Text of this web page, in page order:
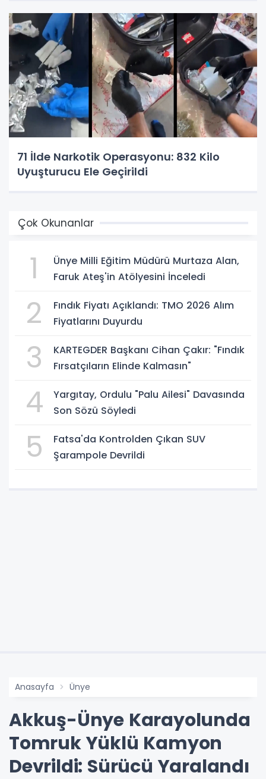
71 İlde Narkotik Operasyonu: 832 Kilo
Uyuşturucu Ele Geçirildi
Çok Okunanlar
1
Ünye Milli Eğitim Müdürü Murtaza Alan,
Faruk Ateş'in Atölyesini İnceledi
2
Fındık Fiyatı Açıklandı: TMO 2026 Alım
Fiyatlarını Duyurdu
3
KARTEGDER Başkanı Cihan Çakır: "Fındık
Fırsatçıların Elinde Kalmasın"
4
Yargıtay, Ordulu "Palu Ailesi" Davasında
Son Sözü Söyledi
5
Fatsa'da Kontrolden Çıkan SUV
Şarampole Devrildi
Anasayfa Ünye
Akkuş-Ünye Karayolunda
Tomruk Yüklü Kamyon
Devrildi: Sürücü Yaralandı